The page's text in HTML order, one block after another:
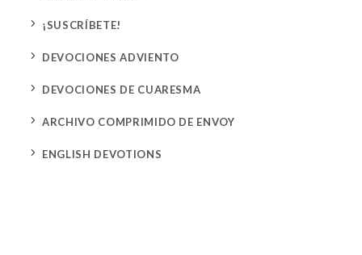
5 ¡SUSCRÍBETE!
5 DEVOCIONES ADVIENTO
5 DEVOCIONES DE CUARESMA
5 ARCHIVO COMPRIMIDO DE ENVOY
5 ENGLISH DEVOTIONS